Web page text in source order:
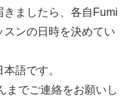
きましたら、各自Fumi
ンの日時を決めてい
語です。
までご連絡をお願いし